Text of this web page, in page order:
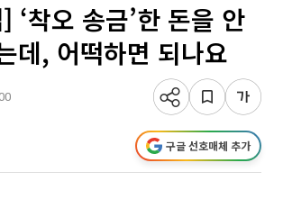
‘착오 송금’한 돈을 안
데, 어떡하면 되나요
구글 선호매체 추가